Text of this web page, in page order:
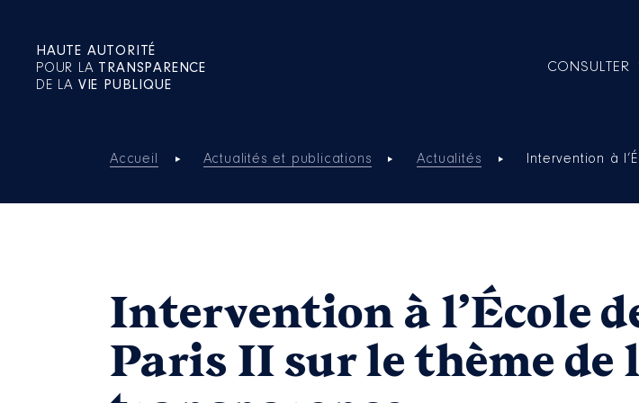
HAUTE AUTORITÉ
POUR LA TRANSPARENCE
DE LA VIE PUBLIQUE
CONSULTER
Accueil Actualités et publications Actualités Intervention à
Intervention à l’École
Paris II sur le thème de